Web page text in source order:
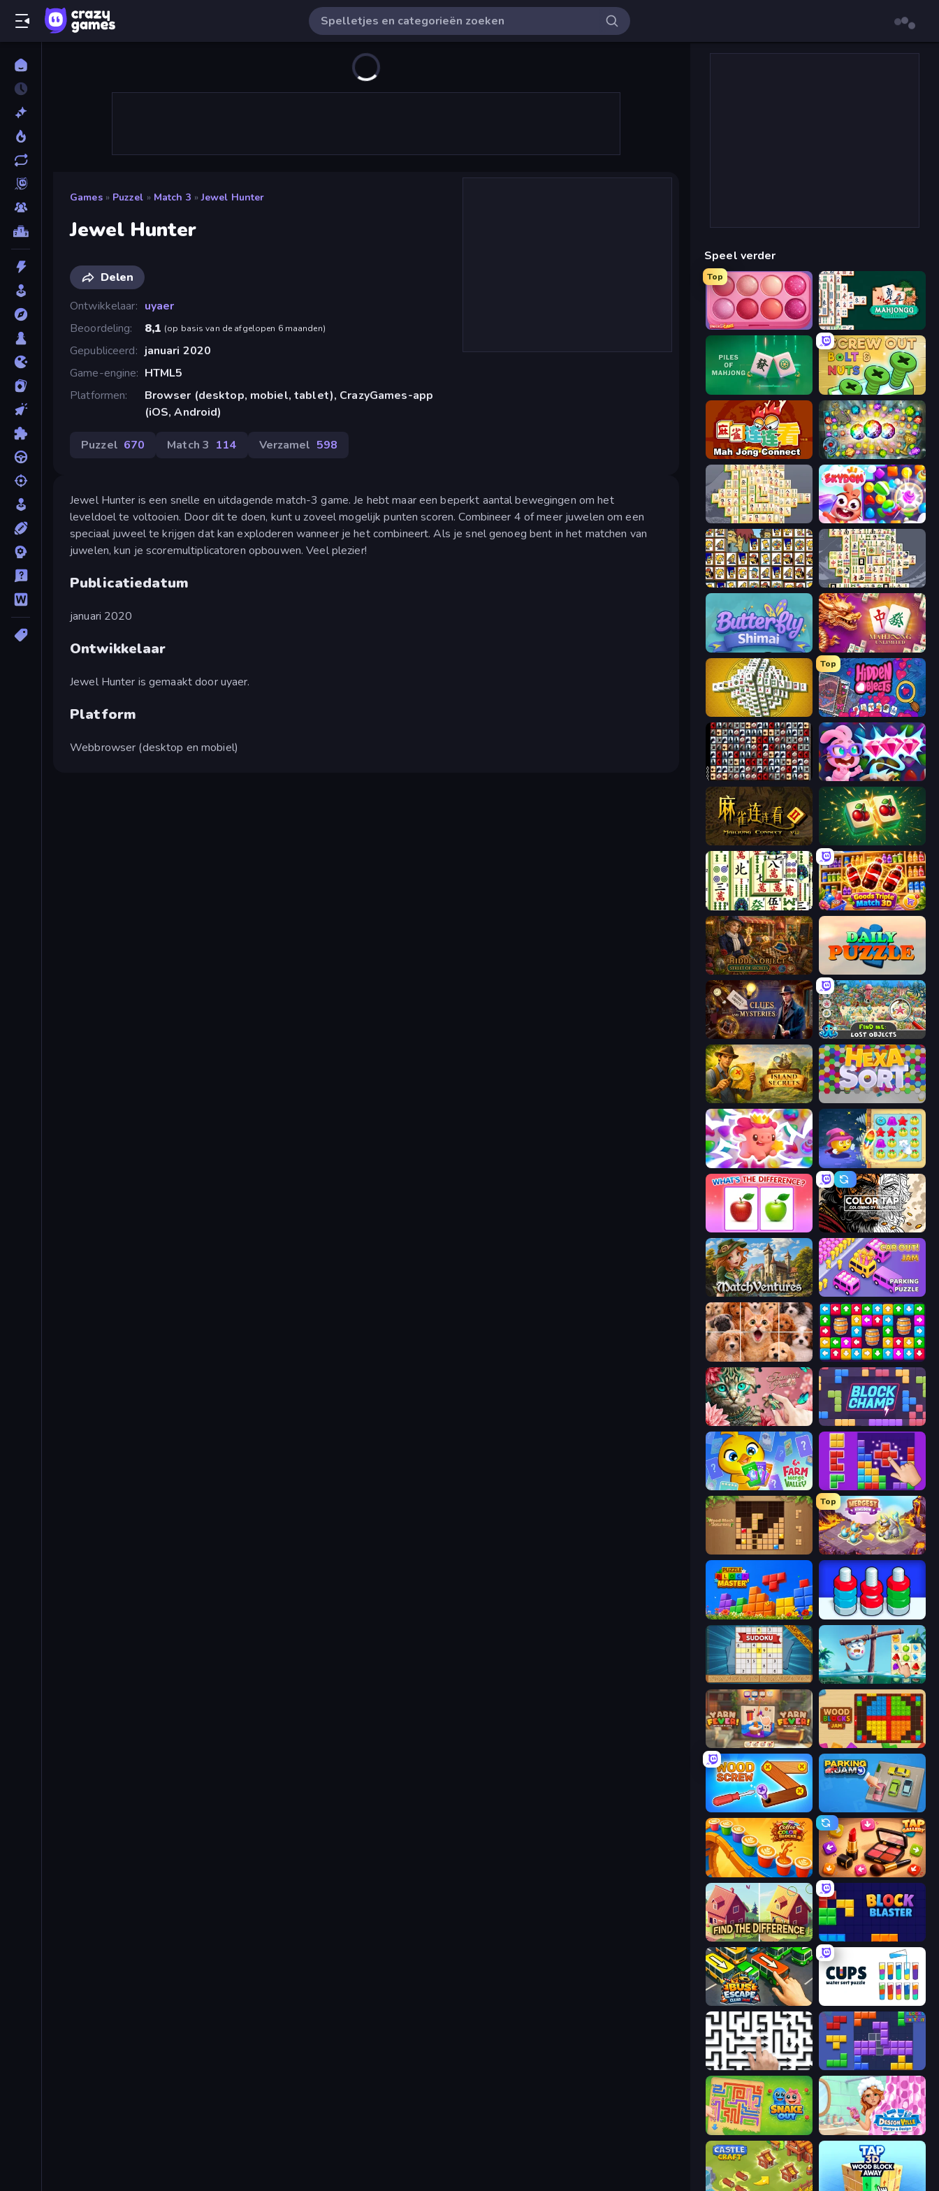
Games » Puzzel » Match 3 » Jewel Hunter
Jewel Hunter
Delen
Ontwikkelaar
uyaer
Beoordeling
8,1 (op basis van de afgelopen 6 maanden)
Gepubliceerd
januari 2020
Game-engine
HTML5
Platformen
Browser (desktop, mobiel, tablet), CrazyGames-app
(iOS, Android)
Puzzel 670 Match 3 114 Verzamel 598
Jewel Hunter is een snelle en uitdagende match-3 game. Je hebt maar een beperkt aantal bewegingen om het
leveldoel te voltooien. Door dit te doen, kunt u zoveel mogelijk punten scoren. Combineer 4 of meer juwelen om een
speciaal juweel te krijgen dat kan exploderen wanneer je het combineert. Als je snel genoeg bent in het matchen van
juwelen, kun je scoremultiplicatoren opbouwen. Veel plezier!
Publicatiedatum
januari 2020
Ontwikkelaar
Jewel Hunter is gemaakt door uyaer.
Platform
Webbrowser (desktop en mobiel)
Speel verder
Top
Piece of Cake: Merge and Bake Mahjongg Solitaire
Piles of Mahjong Screw Out: Bolts and Nuts
Mahjong Connect (Legacy) Forgotten Treasure 2
Mahjong Online Skydom
Tiles of the Simpsons Mahjong Titans
Butterfly Shimai Mahjong Unlimited
Mahjong Tower
Top
Hidden Objects
War Mahjong Skydom: Reforged
Mahjong Connect 2 (Legacy) Mahjong Puzzle: Tile Match
Mahjong Shanghai Goods Triple Match 3D
Hidden Object: Street Of Secrets
Hidden Object: Clues and Mysteries Find Me: Lost Objects
Hidden Objects: Island Secrets
Match Arena Candy Riddles
What's The Difference? Color Tap: Coloring by Numbers
MatchVentures Car OUT! Jam Parking Puzzle
Jigpic Solitaire Tap Away Story
Favorite Puzzles Block Champ
Farm Merge Valley BlockBuster Puzzle
Wood Block Journey
Top
Mergest Kingdom
Puzzle Block Master
Sudoku Online Sugar Heroes
Yarn Fever! Unravel Puzzle Wood Blocks Jam
Wood Screw: Bolts Puzzle
Coffee Color Blocks Tap Gallery
Find The Difference Block Blaster
Bus Escape: Clear Jam Cups - Water Sort Puzzle
Arrow Escape: Puzzle Blocks and that’s it
Snake Out: Maze Escape Designville: Merge & Design